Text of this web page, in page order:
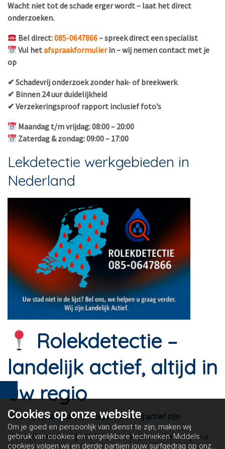
Wacht niet tot de schade erger wordt – laat het direct
onderzoeken.
Bel direct:085-0647866– spreek direct een specialist
Vul hetafspraakformulierin – wij nemen contact met je
op
✔ Schadevrij onderzoek zonder hak- of breekwerk
✔ Binnen 24 uur duidelijkheid
✔ Verzekeringsproof rapport inclusief foto’s
Maandag t/m vrijdag: 08:00 – 20:00
Zaterdag & zondag: 09:00 – 17:00
Lekdetectie werkgebieden in
Nederland
Rolekdetectie –
landelijk actief, altijd in
uw regio
Bekijk alle steden en dorpen waar wij actief zijn
Uw stad niet in de lijst? Wij zijn landelijk actief en helpen u
Cookies oponze website
Om je goed en persoonlijk van dienst te zijn, maken wij
gebruik van cookies en vergelijkbare technieken. Middels
cookies volgen wij en derde partijen jouw surfgedrag op onze